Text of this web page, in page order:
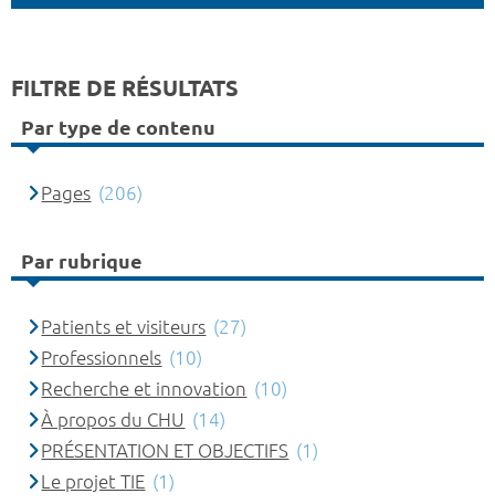
FILTRE DE RÉSULTATS
Par type de contenu
Pages (206)
Par rubrique
Patients et visiteurs (27)
Professionnels (10)
Recherche et innovation (10)
À propos du CHU (14)
PRÉSENTATION ET OBJECTIFS (1)
Le projet TIE (1)